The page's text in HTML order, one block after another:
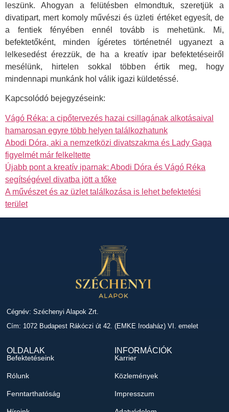
leszünk. Ahogyan a felütésben elmondtuk, szeretjük a
divatipart, mert komoly művészi és üzleti értéket egyesít, de
a fentiek fényében ennél tovább is mehetünk. Mi,
befektetőként, minden ígéretes történetnél ugyanezt a
lelkesedést érezzük, de ha a kreatív ipar befektetéseiről
mesélünk, hirtelen sokkal többen értik meg, hogy
mindennapi munkánk hol válik igazi küldetéssé.
Kapcsolódó bejegyzéseink:
Vágó Réka: a cipőtervezés hazai csillagának alkotásaival
hamarosan egyre több helyen találkozhatunk
Abodi Dóra, aki a nemzetközi divatszakma és Lady Gaga
figyelmét már felkeltette
Újabb pont a kreatív iparnak: Abodi Dóra és Vágó Réka
segítségével divatba jött a tőke
A művészet és az üzlet találkozása is lehet befektetési
terület
Cégnév: Széchenyi Alapok Zrt.
Cím: 1072 Budapest Rákóczi út 42. (EMKE Irodaház) VI. emelet
OLDALAK
Befektetéseink
Rólunk
Fenntarthatóság
INFORMÁCIÓK
Karrier
Közlemények
Impresszum